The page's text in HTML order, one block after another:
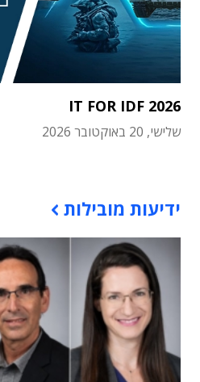
IT FOR IDF 2026
שלישי, 20 באוקטובר 2026
ידיעות מובילות